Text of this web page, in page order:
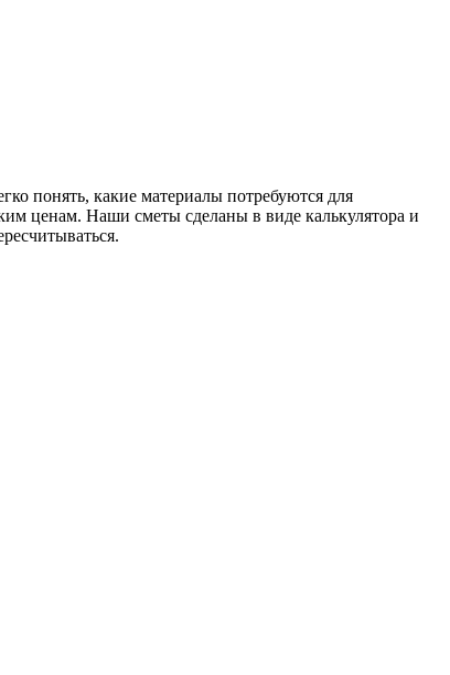
понять, какие материалы потребуются для
ценам. Наши сметы сделаны в виде калькулятора и